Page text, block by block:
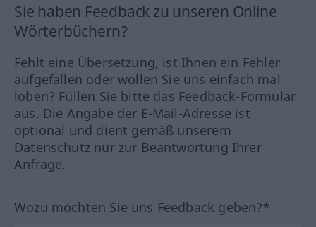
Sie haben Feedback zu unseren Online
Wörterbüchern?
Fehlt eine Übersetzung, ist Ihnen ein Fehler
aufgefallen oder wollen Sie uns einfach mal
loben? Füllen Sie bitte das Feedback-Formular
aus. Die Angabe der E-Mail-Adresse ist
optional und dient gemäß unserem
Datenschutz nur zur Beantwortung Ihrer
Anfrage.
Wozu möchten Sie uns Feedback geben?*